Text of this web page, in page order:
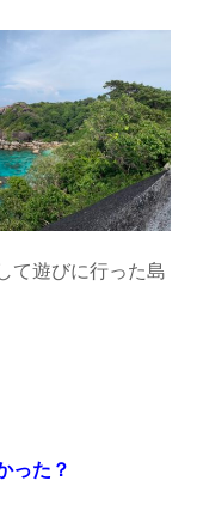
て遊びに行った島
った？